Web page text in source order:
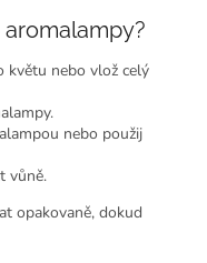
květu nebo vlož celý
nebo použij
vůně.
opakovaně, dokud